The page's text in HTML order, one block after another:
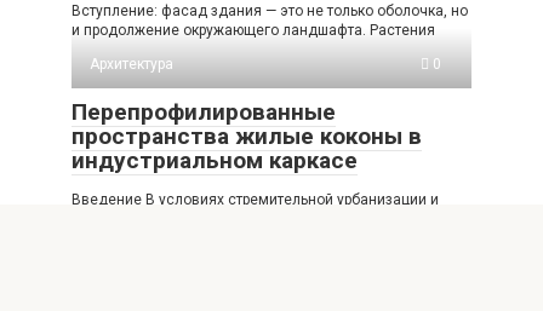
Вступление: фасад здания — это не только оболочка, но
и продолжение окружающего ландшафта. Растения
Архитектура
0
Перепрофилированные
пространства жилые коконы в
индустриальном каркасе
Введение В условиях стремительной урбанизации и